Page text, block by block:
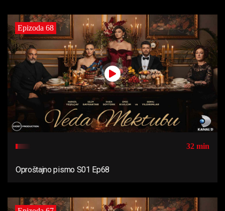
Epizoda 68
32 min
Oproštajno pismo S01 Ep68